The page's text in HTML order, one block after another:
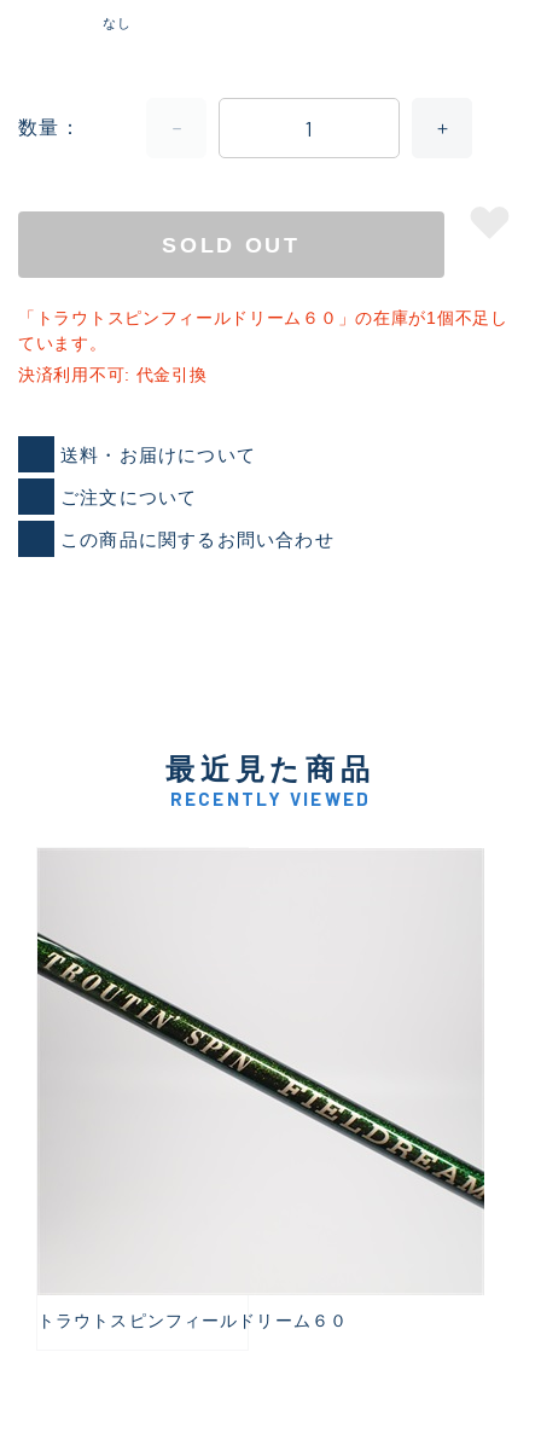
なし
数量
SOLD OUT
「トラウトスピンフィールドリーム６０」の在庫が1個不足し
ています。
決済利用不可: 代金引換
送料・お届けについて
ご注文について
この商品に関するお問い合わせ
最近見た商品
RECENTLY VIEWED
トラウトスピンフィールドリーム６０